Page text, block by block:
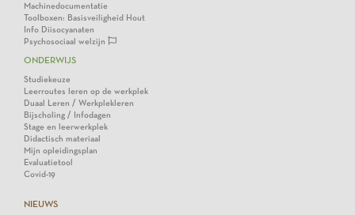
Machinedocumentatie
Toolboxen: Basisveiligheid Hout
Info Diisocyanaten
Psychosociaal welzijn
ONDERWIJS
Studiekeuze
Leerroutes leren op de werkplek
Duaal Leren / Werkplekleren
Bijscholing / Infodagen
Stage en leerwerkplek
Didactisch materiaal
Mijn opleidingsplan
Evaluatietool
Covid-19
NIEUWS